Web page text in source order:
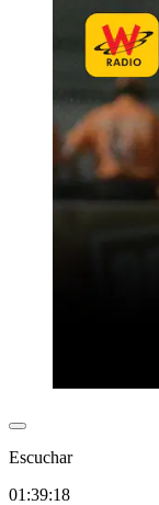
Escuchar
01:39:18